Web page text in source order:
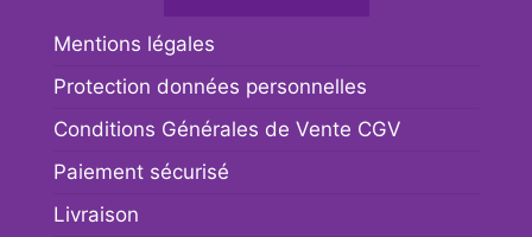
Mentions légales
Protection données personnelles
Conditions Générales de Vente CGV
Paiement sécurisé
Livraison